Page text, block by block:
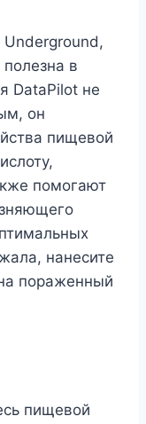
Underground,
в
DataPilot не
он
пищевой
помогают
нанесите
пораженный
пищевой